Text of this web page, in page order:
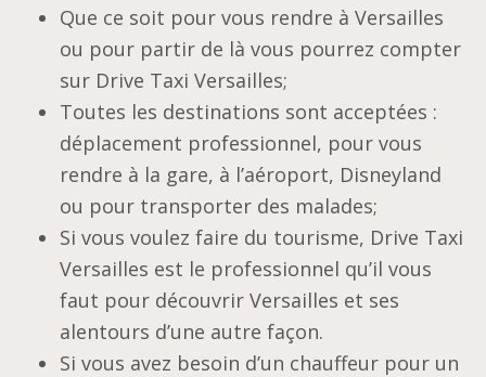
Que ce soit pour vous rendre à Versailles
ou pour partir de là vous pourrez compter
sur Drive Taxi Versailles;
Toutes les destinations sont acceptées :
déplacement professionnel, pour vous
rendre à la gare, à l’aéroport, Disneyland
ou pour transporter des malades;
Si vous voulez faire du tourisme, Drive Taxi
Versailles est le professionnel qu’il vous
faut pour découvrir Versailles et ses
alentours d’une autre façon.
Si vous avez besoin d’un chauffeur pour un